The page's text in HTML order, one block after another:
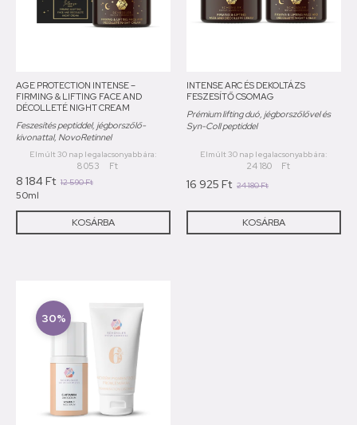
AGE PROTECTION INTENSE –
FIRMING & LIFTING FACE AND
DÉCOLLETÉ NIGHT CREAM
Feszesítés peptiddel, jégborszőlő-
kivonattal, NovoRetinnel
KOSÁRBA
Elmúlt 30 nap legalacsonyabb ára:
8 053 Ft
12 590Ft
8 184Ft
50ml
INTENSE ARC ÉS DEKOLTÁZS
FESZESÍTŐ CSOMAG
Prémium lifting duó, jégborszőlővel és
Syn-Coll peptiddel
KOSÁRBA
Elmúlt 30 nap legalacsonyabb ára:
24 180 Ft
24 180Ft
16 925 Ft
30%